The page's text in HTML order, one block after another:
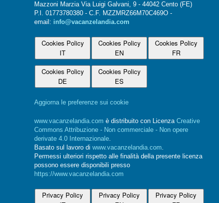
Mazzoni Marzia Via Luigi Galvani, 9 - 44042 Cento (FE)
P.I. 01773780380 - C.F. MZZMRZ66M70C469O -
email: info@vacanzelandia.com
Cookies Policy
IT
Cookies Policy
EN
Cookies Policy
FR
Cookies Policy
DE
Cookies Policy
ES
Aggiorna le preferenze sui cookie
www.vacanzelandia.com è distribuito con Licenza Creative
Commons Attribuzione - Non commerciale - Non opere
derivate 4.0 Internazionale.
Basato sul lavoro di www.vacanzelandia.com.
Permessi ulteriori rispetto alle finalità della presente licenza
possono essere disponibili presso
https://www.vacanzelandia.com
Privacy Policy
Privacy Policy
Privacy Policy